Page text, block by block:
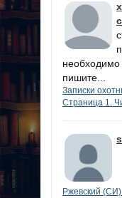
необходимо
пишите...
Записки
Страница 1.
Ржевский